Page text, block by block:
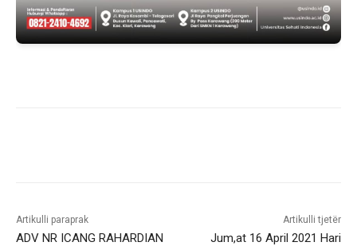
Artikulli paraprak
ADV NR ICANG RAHARDIAN
Artikulli tjetër
Jum,at 16 April 2021 Hari